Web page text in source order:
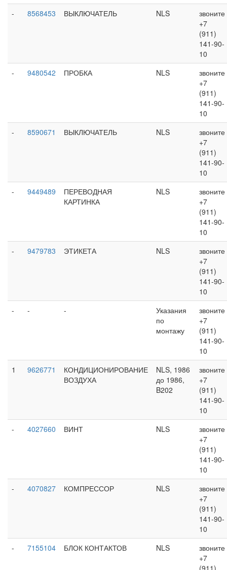
-
8568453 ВЫКЛЮЧАТЕЛЬ NLS
звоните
+7
(911)
141-90-
10
-
9480542 ПРОБКА NLS
звоните
+7
(911)
141-90-
10
-
8590671 ВЫКЛЮЧАТЕЛЬ NLS
звоните
+7
(911)
141-90-
10
-
9449489
ПЕРЕВОДНАЯ
КАРТИНКА
NLS
звоните
+7
(911)
141-90-
10
-
9479783 ЭТИКЕТА NLS
звоните
+7
(911)
141-90-
10
-
- -
Указания
по
монтажу
звоните
+7
(911)
141-90-
10
1
9626771
КОНДИЦИОНИРОВАНИЕ
ВОЗДУХА
NLS, 1986
до 1986,
B202
звоните
+7
(911)
141-90-
10
-
4027660 ВИНТ NLS
звоните
+7
(911)
141-90-
10
-
4070827 КОМПРЕССОР NLS
звоните
+7
(911)
141-90-
10
-
7155104 БЛОК КОНТАКТОВ NLS
звоните
+7
(911)